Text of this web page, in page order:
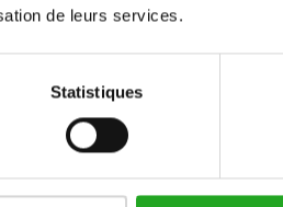
de leurs services.
Statistiques
en
varier à
Couleur
Largeur
Hauteur